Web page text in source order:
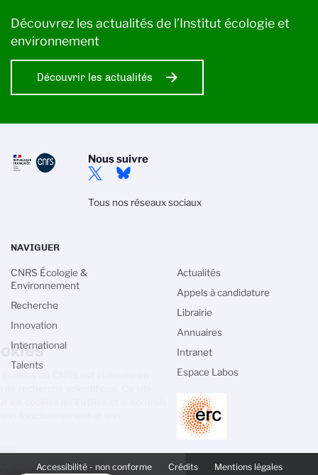
Découvrez les actualités de l’Institut écologie et
environnement
Découvrir les actualités
Nous suivre
Tous nos réseaux sociaux
Accessibilité - non conforme Crédits Mentions légales
NAVIGUER
CNRS Écologie &
Environnement
Recherche
Innovation
International
Talents
Actualités
Appels à candidature
Librairie
Annuaires
Intranet
Espace Labos
Gestion des cookies
La politique de gestion des cookies du
CNRS est élaborée en adéquation avec sa
site vous donne l’information sur les cookies qu’il utilise et le
contrôle de ceux non nécessaires à son fonctionnement et son
Consentements certifiés par